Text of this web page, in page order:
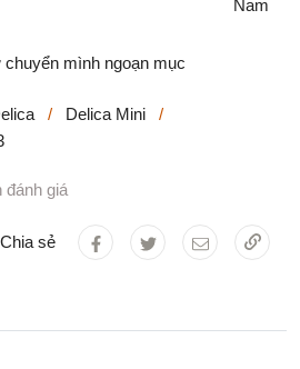
Nam
chuyển mình ngoạn mục
/ Delica Mini
/
đánh giá
Chia sẻ